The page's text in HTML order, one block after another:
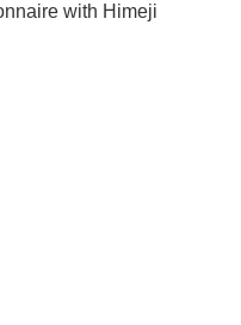
with Himeji